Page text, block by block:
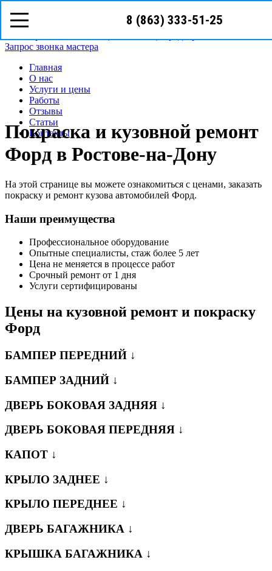
8 (863)
Ростов-на-Дону, ул.Текучёва д.209Б
Запрос звонка мастера
Главная
О нас
Услуги и цены
Работы
Отзывы
Статьи
Контакты
Покраска и кузовной ремонт
Форд в Ростове-на-Дону
На этой странице вы можете ознакомиться с ценами, заказать
покраску и ремонт кузова автомобилей Форд.
Наши преимущества
Профессиональное оборудование
Опытные специалисты, стаж более 5 лет
Цена не меняется в процессе работ
Срочный ремонт от 1 дня
Услуги сертифицированы
Цены на кузовной ремонт и покраску
Форд
БАМПЕР ПЕРЕДНИЙ ↓
БАМПЕР ЗАДНИЙ ↓
ДВЕРЬ БОКОВАЯ ЗАДНЯЯ ↓
ДВЕРЬ БОКОВАЯ ПЕРЕДНЯЯ ↓
КАПОТ ↓
КРЫЛО ЗАДНЕЕ ↓
КРЫЛО ПЕРЕДНЕЕ ↓
ДВЕРЬ БАГАЖНИКА ↓
КРЫШКА БАГАЖНИКА ↓
8 (863) 333-51-25